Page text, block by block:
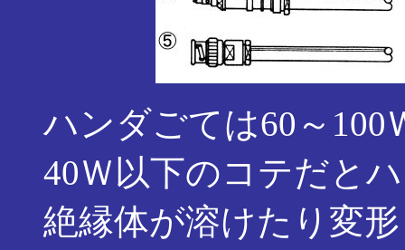
ハンダごては60～
40Ｗ以下のコテだと
絶縁体が溶けたり変